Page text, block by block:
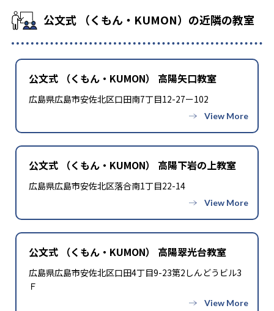
公文式 （くもん・KUMON）の近隣の教室
公文式 （くもん・KUMON） 高陽矢口教室
広島県広島市安佐北区口田南7丁目12-27ー102
公文式 （くもん・KUMON） 高陽下岩の上教室
広島県広島市安佐北区落合南1丁目22-14
公文式 （くもん・KUMON） 高陽翠光台教室
広島県広島市安佐北区口田4丁目9-23第2しんどうビル3
Ｆ